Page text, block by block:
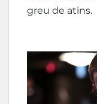
greu de atins.